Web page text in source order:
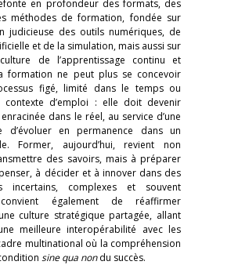
en profondeur des formats, des
méthodes de formation, fondée sur
judicieuse des outils numériques, de
et de la simulation, mais aussi sur
de l’apprentissage continu et
formation ne peut plus se concevoir
figé, limité dans le temps ou
contexte d’emploi : elle doit devenir
dans le réel, au service d’une
d’évoluer en permanence dans un
Former, aujourd’hui, revient non
des savoirs, mais à préparer
à décider et à innover dans des
incertains, complexes et souvent
également de réaffirmer
culture stratégique partagée, allant
meilleure interopérabilité avec les
multinational où la compréhension
sine qua nondu succès.